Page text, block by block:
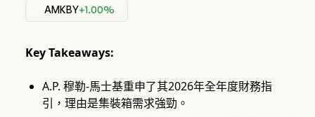
AMKBY+1.00%
Key Takeaways:
A.P. 穆勒-馬士基重申了其2026年全年度財務指
引，理由是集裝箱需求強勁。